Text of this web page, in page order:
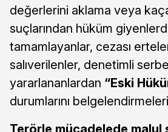
değerlerini aklama veya
suçlarından hüküm
tamamlayanlar, cezası
salıverilenler, denetimli
yararlananlardan “Eski
durumlarını
Terörle mücadelede malul